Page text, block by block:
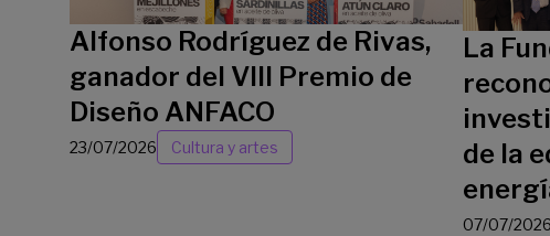
Alfonso Rodríguez de Rivas,
ganador del VIII Premio de
Diseño ANFACO
23/07/2026 Cultura y artes
La
de la
07/07/2026